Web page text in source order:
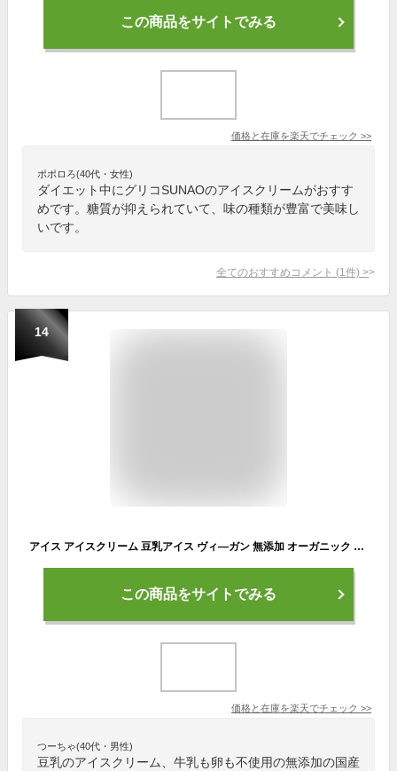
この商品をサイトでみる
価格と在庫を楽天でチェック >>
ポポロろ(40代・女性)
ダイエット中にグリコSUNAOのアイスクリームがおすす
めです。糖質が抑えられていて、味の種類が豊富で美味し
いです。
全てのおすすめコメント (1 件) >
14
アイス アイスクリーム 豆乳アイス ヴィ—ガン 無添加 オーガニック ハロウィン プレゼント ギフト お取り寄せスイーツ 食べ物 のし 対応 お誕生日 内祝 出産祝い お返し 低カロリー お菓子 ジェラート12個 80ml K and Son's Ice
この商品をサイトでみる
価格と在庫を楽天でチェック >>
つーちゃ(40代・男性)
豆乳のアイスクリーム、牛乳も卵も不使用の無添加の国産